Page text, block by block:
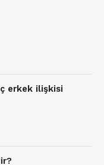
erkek ilişkisi